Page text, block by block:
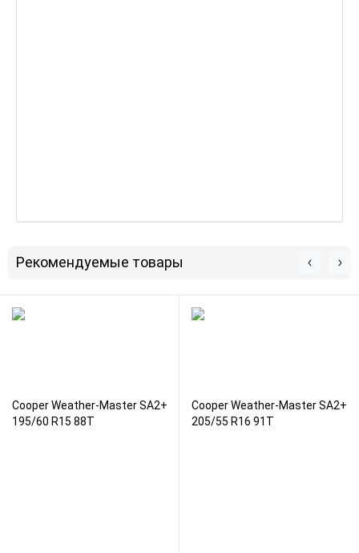
Рекомендуемые товары
Cooper Weather-Master SA2+
195/60 R15 88T
Cooper Weather-Master SA2+
205/55 R16 91T